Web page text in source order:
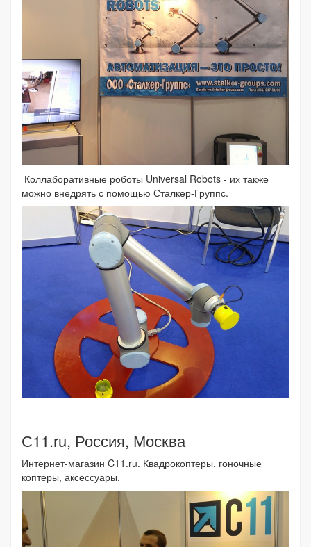
Коллаборативные роботы Universal Robots - их также
можно внедрять с помощью Сталкер-Группс.
С11.ru, Россия, Москва
Интернет-магазин C11.ru. Квадрокоптеры, гоночные
коптеры, аксессуары.